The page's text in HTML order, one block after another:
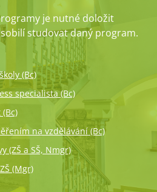
je nutné doložit
studovat daný program.
(Bc)
specialista (Bc)
na vzdělávání (Bc)
(ZŠ a SŠ, Nmgr)
(Mgr)